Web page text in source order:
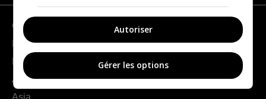
Geography
France
Europe
Americas
Autoriser
Gérer les options